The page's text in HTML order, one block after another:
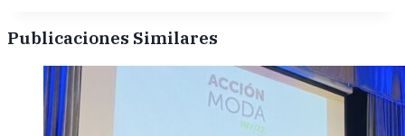
Publicaciones Similares